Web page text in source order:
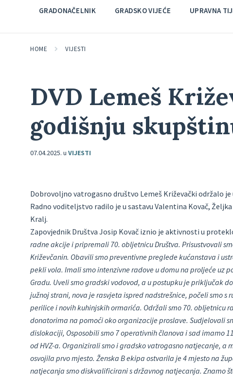
GRADONAČELNIK GRADSKO VIJEĆE UPRAVNA
HOME VIJESTI
DVD Lemeš
godišnju
07.04.2025. u VIJESTI
Dobrovoljno vatrogasno društvo Lemeš Križevački održalo
Radno voditeljstvo radilo je u sastavu Valentina Kovač,
Kralj.
Zapovjednik Društva Josip Kovač iznio je aktivnosti u
radne akcije i pripremali 70. obljetnicu Društva. Prisustvovali
Križevčanin. Obavili smo preventivne preglede kućanstava i
pekli vola. Imali smo intenzivne radove u domu na proljeće uz
Gradu. Uveli smo gradski vodovod, a u postupku je priključak
južnoj strani, nova je rasvjeta ispred nadstrešnice, počeli smo
perilice i novih kuhinjskih ormarića. Održali smo 70. obljetnicu
donatorima na pomoći oko organizacije proslave. Sudjelovali
dislokaciji, Osposobili smo 7 operativnih članova i sad imamo
od HVZ-a. Organizirali smo i gradsko vatrogasno natjecanje, a
osvojila prvo mjesto. Ženska B ekipa ostvarila je 4 mjesto na
natjecanja smo diskvalificirani s državnog natjecanja. Znamo